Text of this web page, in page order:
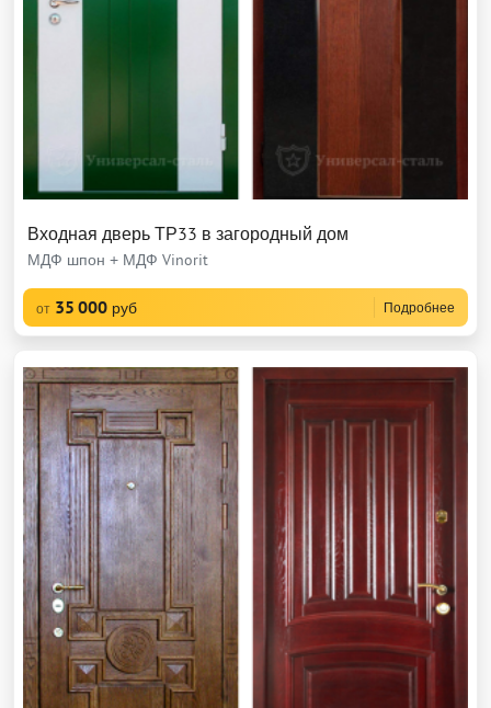
Входная дверь ТР33 в загородный дом
МДФ шпон + МДФ Vinorit
от 35 000 руб Подробнее